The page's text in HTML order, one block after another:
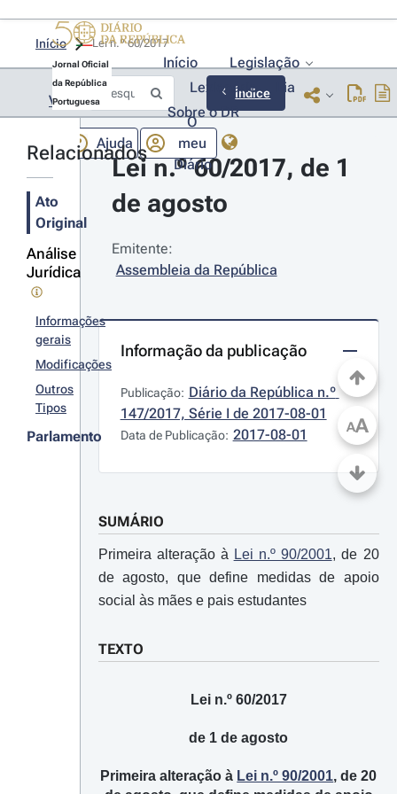
Jornal Oficial
da República
Portuguesa
Início
Legislação
Lexionário
Lia
Sobre o DR
Ajuda
O
meu
Diário
Início Lei n.º 60/2017
Voltar Índice
Relacionados
Ato
Original
Análise
Jurídica
Informações
gerais
Modificações
Outros
Tipos
Parlamento
Lei n.º 60/2017, de 1
de agosto
Emitente:
Assembleia da República
Informação da publicação
Publicação: Diário da República n.º
147/2017, Série I de 2017-08-01
Data de Publicação: 2017-08-01
SUMÁRIO
Primeira alteração à Lei n.º 90/2001, de 20
de agosto, que define medidas de apoio
social às mães e pais estudantes
TEXTO
Lei n.º 60/2017
de 1 de agosto
Primeira alteração à Lei n.º 90/2001, de 20
AA